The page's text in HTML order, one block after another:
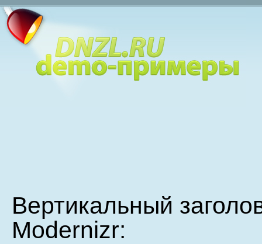
Вертикальный
Modernizr: